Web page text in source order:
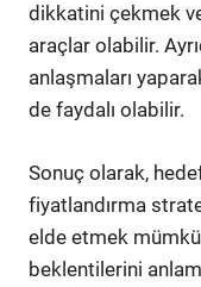
dikkatini çekmek
araçlar olabilir.
anlaşmaları
de faydalı olabilir.
Sonuç olarak,
fiyatlandırma
elde etmek
beklentilerini